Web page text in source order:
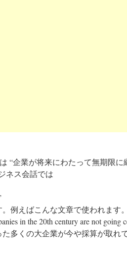
“企業が将来にわたって無期限
ネス会話では
例えばこんな文章で使われます。
in the 20th century are not going
多くの大企業が今や採算が取れて